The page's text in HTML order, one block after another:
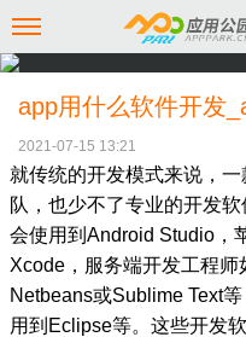
app用什么软件开发
2021-07-15 13:21
就传统的开发模式来说，
队，也少不了专业的开发
会使用到Android Studio，
Xcode，服务端开发工程
Netbeans或Sublime Text
用到Eclipse等。这些开发